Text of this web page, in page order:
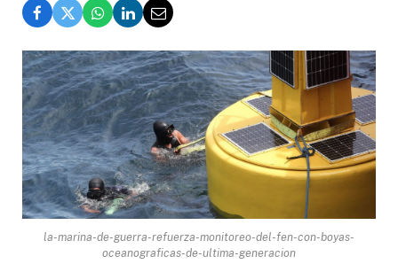
la-marina-de-guerra-refuerza-monitoreo-del-fen-con-boyas-
oceanograficas-de-ultima-generacion